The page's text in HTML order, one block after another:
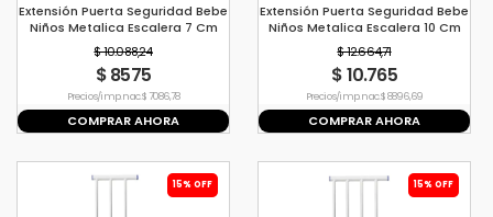
Extensión Puerta Seguridad Bebe
Niños Metalica Escalera 7 Cm
Blanco
$ 10.088,24
$ 8575
Precio s/imp. nac. $ 7086,78
COMPRAR AHORA
Extensión Puerta Seguridad Bebe
Niños Metalica Escalera 10 Cm
Blanco
$ 12.664,71
$ 10.765
Precio s/imp. nac. $ 8896,69
COMPRAR AHORA
15% OFF 15% OFF